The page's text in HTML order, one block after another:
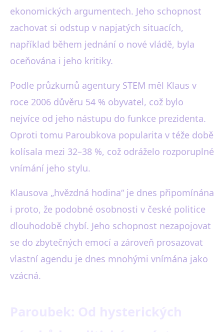
ekonomických argumentech. Jeho schopnost
zachovat si odstup v napjatých situacích,
například během jednání o nové vládě, byla
oceňována i jeho kritiky.
Podle průzkumů agentury STEM měl Klaus v
roce 2006 důvěru 54 % obyvatel, což bylo
nejvíce od jeho nástupu do funkce prezidenta.
Oproti tomu Paroubkova popularita v téže době
kolísala mezi 32–38 %, což odráželo rozporuplné
vnímání jeho stylu.
Klausova „hvězdná hodina“ je dnes připomínána
i proto, že podobné osobnosti v české politice
dlouhodobě chybí. Jeho schopnost nezapojovat
se do zbytečných emocí a zároveň prosazovat
vlastní agendu je dnes mnohými vnímána jako
vzácná.